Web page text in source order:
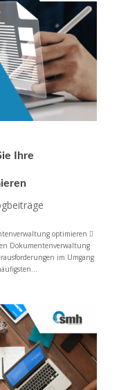
Ihre
optimieren 
Dokumentenverwaltung
im Umgang